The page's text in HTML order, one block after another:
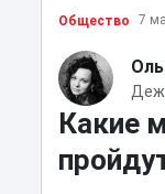
Общество 7
Какие